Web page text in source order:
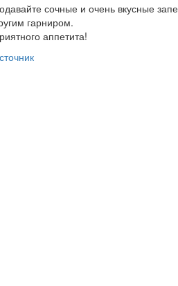
сочные и очень вкусные
гарниром.
аппетита!